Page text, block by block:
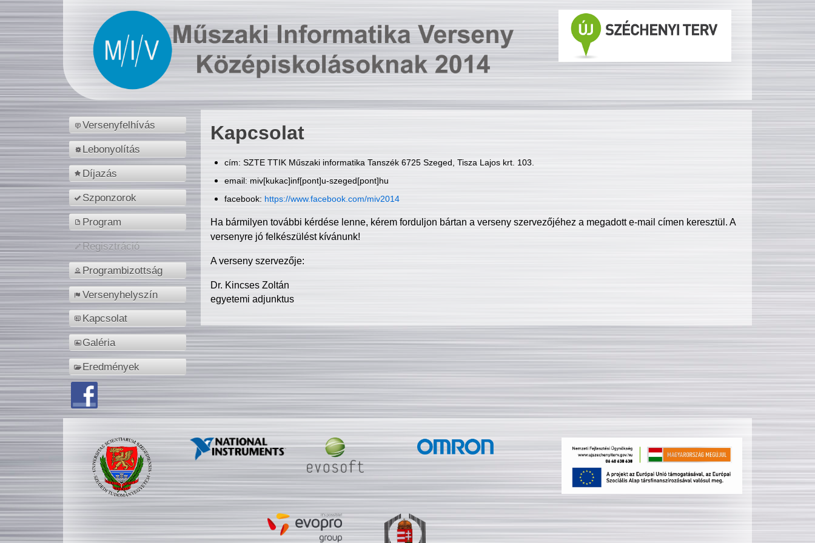
Versenyfelhívás
Lebonyolítás
Díjazás
Szponzorok
Program
Regisztráció
Programbizottság
Versenyhelyszín
Kapcsolat
Galéria
Eredmények
Kapcsolat
cím: SZTE TTIK Műszaki informatika Tanszék 6725 Szeged, Tisza Lajos krt. 103.
email: miv[kukac]inf[pont]u-szeged[pont]hu
facebook: https://www.facebook.com/miv2014
Ha bármilyen további kérdése lenne, kérem forduljon bártan a verseny szervezőjéhez a megadott e-mail címen keresztül. A
versenyre jó felkészülést kívánunk!
A verseny szervezője:
Dr. Kincses Zoltán
egyetemi adjunktus